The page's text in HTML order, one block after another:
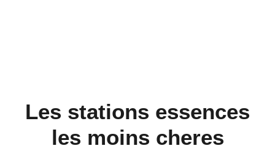
Les stations essences
les moins cheres